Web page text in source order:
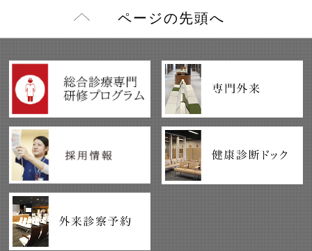
ページの先頭へ